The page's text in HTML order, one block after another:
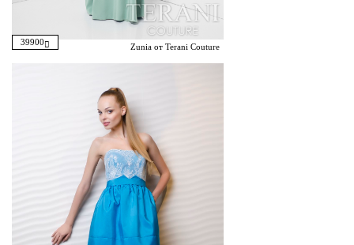
39900 Zunia от Terani Couture